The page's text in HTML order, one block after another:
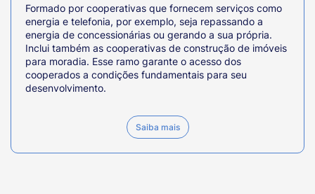
Formado por cooperativas que fornecem serviços como
energia e telefonia, por exemplo, seja repassando a
energia de concessionárias ou gerando a sua própria.
Inclui também as cooperativas de construção de imóveis
para moradia. Esse ramo garante o acesso dos
cooperados a condições fundamentais para seu
desenvolvimento.
Saiba mais